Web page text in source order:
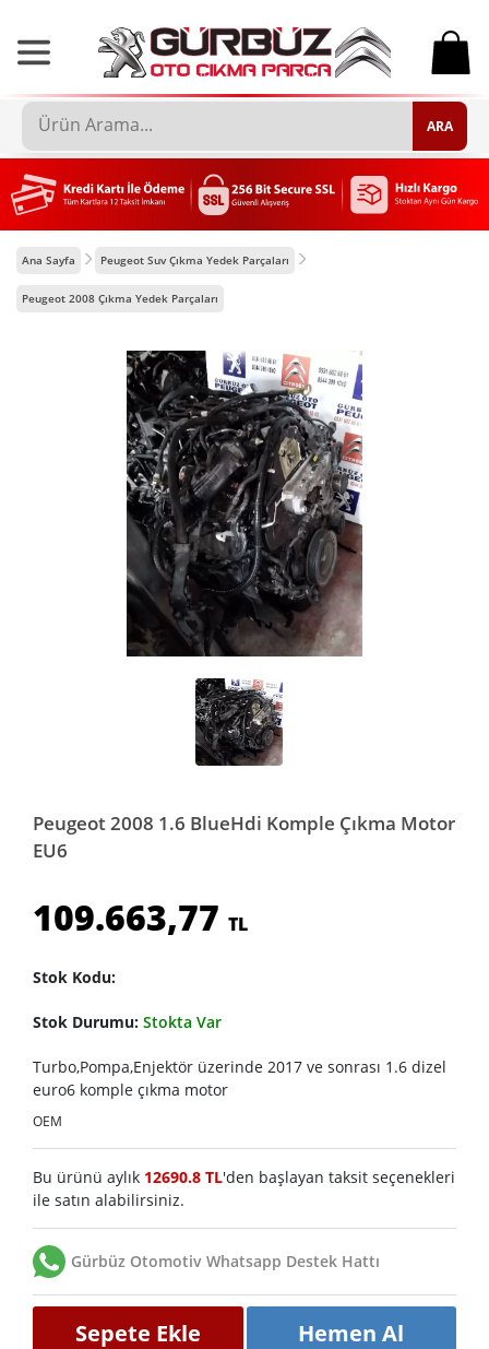
0
ARA
Ana Sayfa Peugeot Suv Çıkma Yedek Parçaları
Peugeot 2008 Çıkma Yedek Parçaları
Peugeot 2008 1.6 BlueHdi Komple Çıkma Motor
EU6
109.663,77 TL
Stok Kodu:
Stok Durumu: Stokta Var
Turbo,Pompa,Enjektör üzerinde 2017 ve sonrası 1.6 dizel
euro6 komple çıkma motor
OEM
Bu ürünü aylık 12690.8 TL'den başlayan taksit seçenekleri
ile satın alabilirsiniz.
Gürbüz Otomotiv Whatsapp Destek Hattı
Sepete Ekle Hemen Al